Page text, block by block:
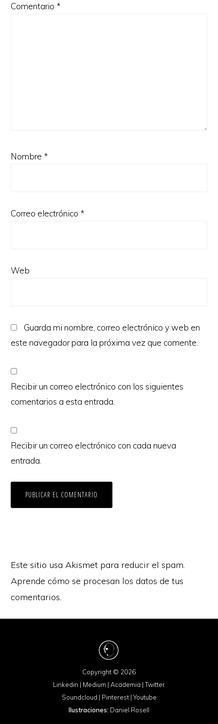
Comentario *
Nombre *
Correo electrónico *
Web
Guarda mi nombre, correo electrónico y web en
este navegador para la próxima vez que comente.
Recibir un correo electrónico con los siguientes
comentarios a esta entrada.
Recibir un correo electrónico con cada nueva
entrada.
Este sitio usa Akismet para reducir el spam.
Aprende cómo se procesan los datos de tus
comentarios.
Copyright © 2026
Linkedin | Medium | Academia |Twitter
Soundcloud | Pinterest|Youtube
Ilustraciones: Daniel Rosell